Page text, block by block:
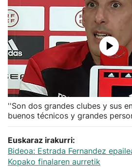
Ciclismo
Herri-kirolak
Balonmano
Kirolak 360
Atletismo
Carreras de montaña
''Son dos grandes clubes y sus
buenos técnicos y grandes
Euskaraz irakurri:
Bideoa: Estrada Fernandez
Kopako finalaren aurretik